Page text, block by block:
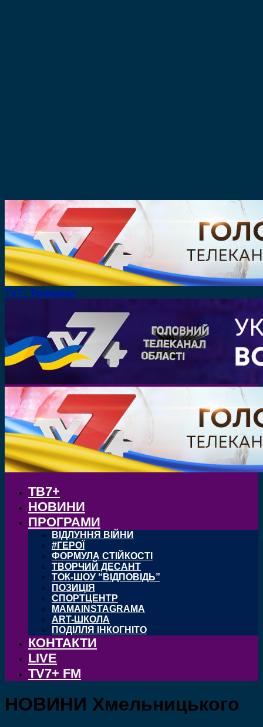
TV7+ Телеканал
ТВ7+
НОВИНИ
ПРОГРАМИ
ВІДЛУННЯ ВІЙНИ
#ГЕРОЇ
ФОРМУЛА СТІЙКОСТІ
ТВОРЧИЙ ДЕСАНТ
ТОК-ШОУ “ВІДПОВІДЬ”
ПОЗИЦІЯ
СПОРТЦЕНТР
MAMAINSTAGRAMA
ART-ШКОЛА
ПОДІЛЛЯ ІНКОГНІТО
КОНТАКТИ
LIVE
TV7+ FM
НОВИНИ Хмельницького